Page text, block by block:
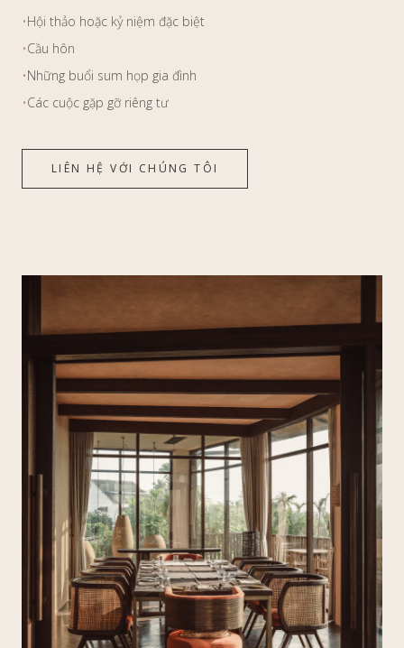
•Hội thảo hoặc kỷ niệm đặc biệt
•Cầu hôn
•Những buổi sum họp gia đình
•Các cuộc gặp gỡ riêng tư
LIÊN HỆ VỚI CHÚNG TÔI